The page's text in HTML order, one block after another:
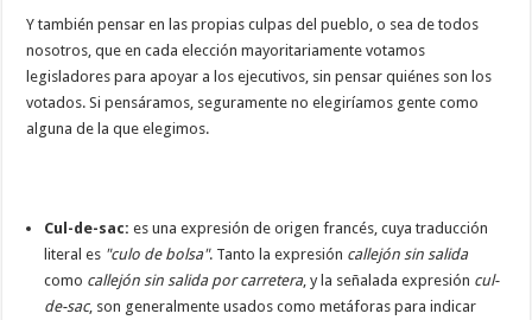
Y también pensar en las propias culpas del pueblo, o sea de todos
nosotros, que en cada elección mayoritariamente votamos
legisladores para apoyar a los ejecutivos, sin pensar quiénes son los
votados. Si pensáramos, seguramente no elegiríamos gente como
alguna de la que elegimos.
Cul-de-sac: es una expresión de origen francés, cuya traducción
literal es "culo de bolsa". Tanto la expresión callejón sin salida
como callejón sin salida por carretera, y la señalada expresión cul-
de-sac, son generalmente usados como metáforas para indicar